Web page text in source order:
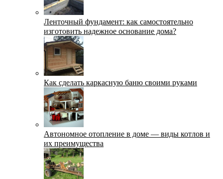
Ленточный фундамент: как самостоятельно
изготовить надежное основание дома?
Как сделать каркасную баню своими руками
Автономное отопление в доме — виды котлов и
их преимущества